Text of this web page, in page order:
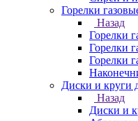
Горелки
Назад
Горелки
Горелки
Горелки
Диски и
Назад
Диски и